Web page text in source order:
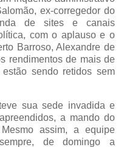
ex-corregedor do
de sites e canais
com o aplauso e o
Barroso, Alexandre de
rendimentos de mais de
sendo retidos sem
sua sede invadida e
a mando do
assim, a equipe
de domingo a